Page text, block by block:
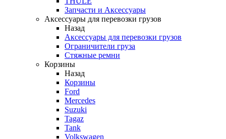
Запчасти и Аксессуары
Аксессуары для перевозки грузов
Назад
Аксессуары для перевозки грузов
Ограничители груза
Стяжные ремни
Корзины
Назад
Корзины
Ford
Mercedes
Suzuki
Tagaz
Tank
Volkswagen